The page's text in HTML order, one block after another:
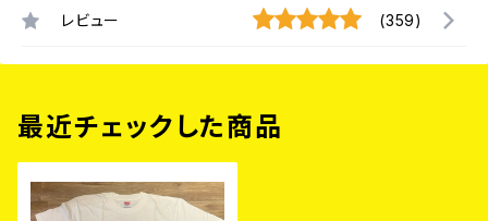
レビュー (359)
最近チェックした商品